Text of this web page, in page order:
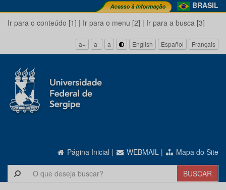
BRASIL
Ir para o conteúdo [1] | Ir para o menu [2] | Ir para a busca [3]
a+ a- a English Español Français
Página Inicial | WEBMAIL | Mapa do Site